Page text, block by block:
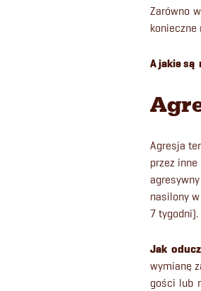
Zarówno
A jakie są
Agresja
przez
nasilony
7 tygodni).
Jak
wymianę
gości lub